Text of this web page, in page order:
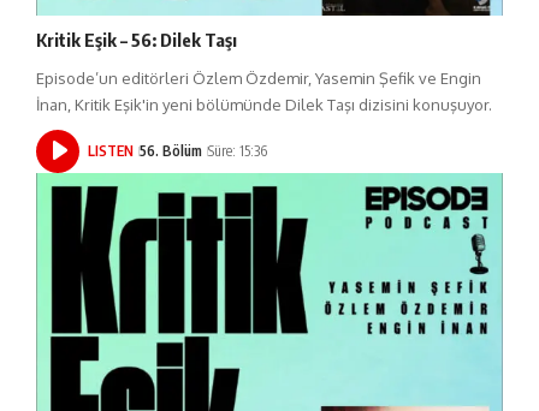
Kritik Eşik – 56: Dilek Taşı
Episode’un editörleri Özlem Özdemir, Yasemin Şefik ve Engin
İnan, Kritik Eşik'in yeni bölümünde Dilek Taşı dizisini konuşuyor.
LISTEN 56. Bölüm Süre: 15:36